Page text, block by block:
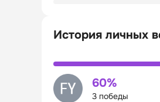
История личных
60%
3 победы